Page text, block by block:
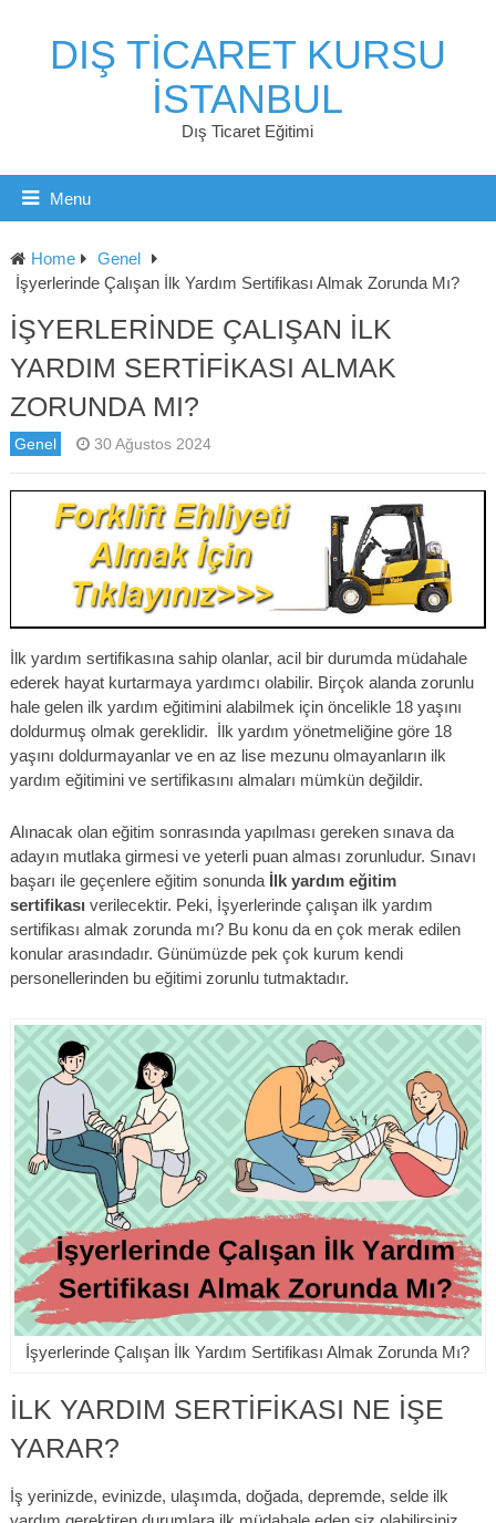
DIŞ TICARET KURSU
İSTANBUL
Dış Ticaret Eğitimi
Menu
Home
Genel
İşyerlerinde Çalışan İlk Yardım Sertifikası Almak Zorunda Mı?
İŞYERLERINDE ÇALIŞAN İLK
YARDIM SERTIFIKASI ALMAK
ZORUNDA MI?
Genel 30 Ağustos 2024
İlk yardım sertifikasına sahip olanlar, acil bir durumda müdahale
ederek hayat kurtarmaya yardımcı olabilir. Birçok alanda zorunlu
hale gelen ilk yardım eğitimini alabilmek için öncelikle 18 yaşını
doldurmuş olmak gereklidir. İlk yardım yönetmeliğine göre 18
yaşını doldurmayanlar ve en az lise mezunu olmayanların ilk
yardım eğitimini ve sertifikasını almaları mümkün değildir.
Alınacak olan eğitim sonrasında yapılması gereken sınava da
adayın mutlaka girmesi ve yeterli puan alması zorunludur. Sınavı
başarı ile geçenlere eğitim sonunda İlk yardım eğitim
sertifikasıverilecektir. Peki, İşyerlerinde çalışan ilk yardım
sertifikası almak zorunda mı? Bu konu da en çok merak edilen
konular arasındadır. Günümüzde pek çok kurum kendi
personellerinden bu eğitimi zorunlu tutmaktadır.
İşyerlerinde Çalışan İlk Yardım Sertifikası Almak Zorunda Mı?
İLK YARDIM SERTIFIKASI NE İŞE
YARAR?
İş yerinizde, evinizde, ulaşımda, doğada, depremde, selde ilk